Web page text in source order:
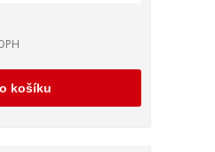
košíku